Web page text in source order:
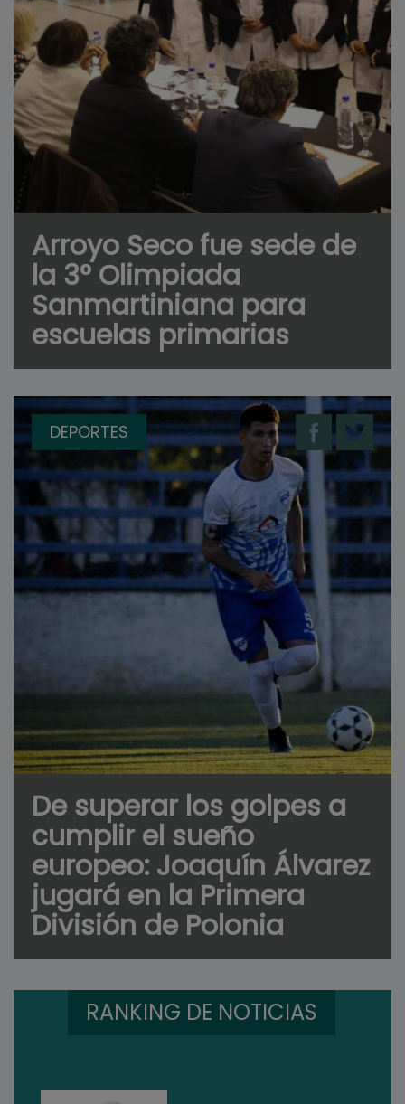
Arroyo Seco fue sede de
la 3° Olimpiada
Sanmartiniana para
escuelas primarias
DEPORTES
De superar los golpes a
cumplir el sueño
europeo: Joaquín Álvarez
jugará en la Primera
División de Polonia
RANKING DE NOTICIAS